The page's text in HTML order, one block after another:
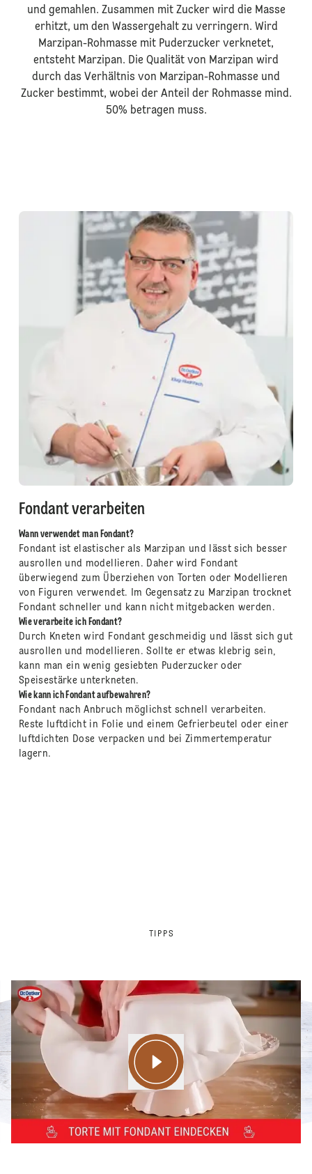
und gemahlen. Zusammen mit Zucker wird die Masse
erhitzt, um den Wassergehalt zu verringern. Wird
Marzipan-Rohmasse mit Puderzucker verknetet,
entsteht Marzipan. Die Qualität von Marzipan wird
durch das Verhältnis von Marzipan-Rohmasse und
Zucker bestimmt, wobei der Anteil der Rohmasse mind.
50% betragen muss.
Fondant verarbeiten
Wann verwendet man Fondant?
Fondant ist elastischer als Marzipan und lässt sich besser
ausrollen und modellieren. Daher wird Fondant
überwiegend zum Überziehen von Torten oder Modellieren
von Figuren verwendet. Im Gegensatz zu Marzipan trocknet
Fondant schneller und kann nicht mitgebacken werden.
Wie verarbeite ich Fondant?
Durch Kneten wird Fondant geschmeidig und lässt sich gut
ausrollen und modellieren. Sollte er etwas klebrig sein,
kann man ein wenig gesiebten Puderzucker oder
Speisestärke unterkneten.
Wie kann ich Fondant aufbewahren?
Fondant nach Anbruch möglichst schnell verarbeiten.
Reste luftdicht in Folie und einem Gefrierbeutel oder einer
luftdichten Dose verpacken und bei Zimmertemperatur
lagern.
TIPPS